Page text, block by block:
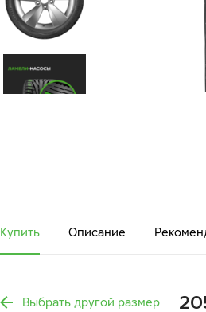
Купить Описание
Выбрать другой размер